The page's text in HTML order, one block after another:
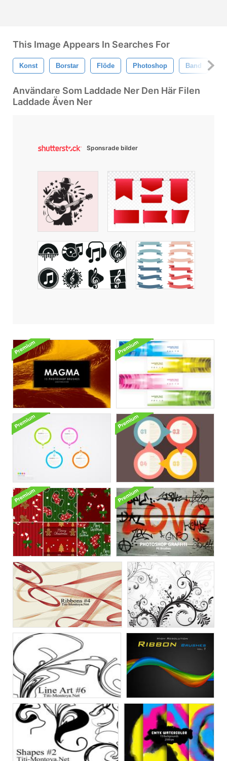
This Image Appears In Searches For
Konst Borstar Flöde Photoshop Band
Användare Som Laddade Ner Den Här Filen
Laddade Även Ner
Sponsrade bilder